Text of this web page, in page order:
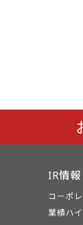
IR情報
コーポ
業績ハ